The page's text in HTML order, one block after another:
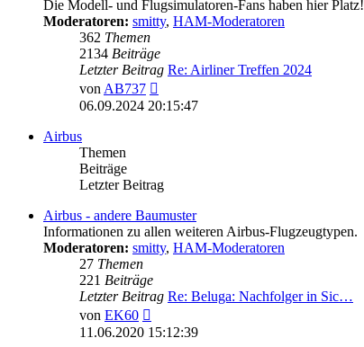
Die Modell- und Flugsimulatoren-Fans haben hier Platz!
Moderatoren: smitty, HAM-Moderatoren
362 Themen
2134 Beiträge
Letzter Beitrag Re: Airliner Treffen 2024
vonAB737
Beitrag
06.09.2024 20:15:47
Airbus
Themen
Beiträge
Letzter Beitrag
Airbus - andere Baumuster
Informationen zu allen weiteren Airbus-Flugzeugtypen.
Moderatoren: smitty, HAM-Moderatoren
27 Themen
221 Beiträge
Letzter Beitrag Re: Beluga: Nachfolger in Sic…
von EK60
Beitrag
11.06.2020 15:12:39